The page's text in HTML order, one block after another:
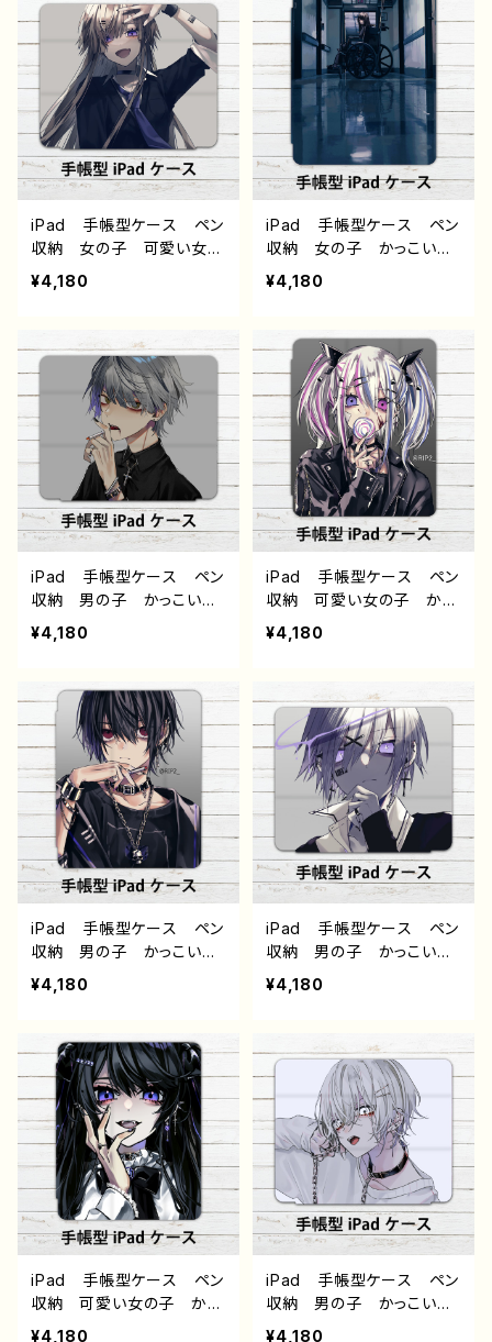
パッドカバー 個性的 お
すすめ 人気 イラストレ
ーター クリエイター 絵
師 オリジナル デザイ
ン グッズ タイトル：黒野
京 デザイン77 作：黒野京
輪 アイパッドカバー 個
性的 おすすめ 人気 イ
ラストレーター クリエイタ
ー 絵師 オリジナル デ
ザイン グッズ タイトル：
黒野京 デザイン76 作：黒
野京
iPad 手帳型ケース ペン
収納 女の子 可愛い女の
子 かっこいい女子 エモ
い 病みかわいい メンヘ
ア アイパッドカバー 個
性的 おすすめ 人気 イ
ラストレーター クリエイタ
ー 絵師 オリジナル デ
ザイン グッズ タイトル：
黒野京 デザイン75 作：黒
¥4,180
iPad 手帳型ケース ペン
収納 女の子 かっこいい
女子 おしゃれ エモい
病みかわいい メンヘラ
アイパッドカバー 個性
的 おすすめ 人気 イラ
ストレーター クリエイタ
ー 絵師 オリジナル デ
ザイン グッズ タイトル：
黒野京 デザイン74 作：黒
野京
¥4,180
iPad 手帳型ケース ペン
収納 男の子 かっこい
い イケメン おしゃれ ク
ール エモい 病みかわい
ンズ 白髪 銀髪 ピア
ス タバコ アイパッドカバ
ー 個性的 おすすめ 人
気 イラストレーター クリ
エイター 絵師 オリジナ
ル デザイン グッズ タイ
トル：黒野京 デザイン73
作：黒野京
¥4,180
iPad 手帳型ケース ペン
収納 可愛い女の子 かっ
こいい女子 おしゃれ服
エモい 病みかわいい メ
白髪 ツインテール ピア
ス アイパッドカバー 個
性的 おすすめ 人気 イ
ラストレーター クリエイタ
ー 絵師 オリジナル デ
ザイン グッズ タイトル：
黒野京 デザイン72 作：黒
野京
¥4,180
iPad 手帳型ケース ペン
収納 男の子 かっこい
い イケメン おしゃれ ク
ール エモい 病みかわい
ンズ 黒髪 ピアス タバ
コ アイパッドカバー 個
性的 おすすめ 人気 イ
ラストレーター クリエイタ
ー 絵師 オリジナル デ
ザイン グッズ タイトル：
黒野京 デザイン71 作：黒
野京
¥4,180
iPad 手帳型ケース ペン
収納 男の子 かっこい
い イケメン おしゃれ ク
ール エモい 病みかわい
銀髪 ピアス 少年 メン
ズ アイパッドカバー 個
性的 おすすめ 人気 イ
ラストレーター クリエイタ
ー 絵師 オリジナル デ
ザイン グッズ タイトル：
黒野京 デザイン69 作：黒
野京
¥4,180
iPad 手帳型ケース ペン
収納 可愛い女の子 かっ
こいい女子 おしゃれ服
¥4,180
iPad 手帳型ケース ペン
収納 男の子 かっこい
い イケメン おしゃれ ク
¥4,180